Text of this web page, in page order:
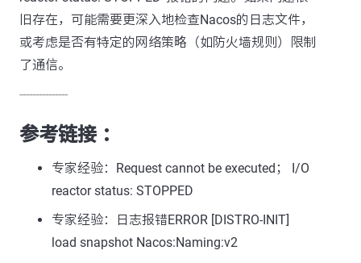
旧存在，可能需要更深入地检查Nacos的日志文件，
或考虑是否有特定的网络策略（如防火墙规则）限制
了通信。
---------------
参考链接 ：
专家经验：Request cannot be executed； I/O
reactor status: STOPPED
专家经验：日志报错ERROR [DISTRO-INIT]
load snapshot Nacos:Naming:v2